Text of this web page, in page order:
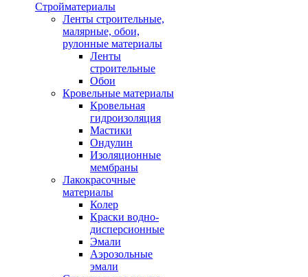
Стройматериалы
Ленты строительные,
малярные, обои,
рулонные материалы
Ленты
строительные
Обои
Кровельные материалы
Кровельная
гидроизоляция
Мастики
Ондулин
Изоляционные
мембраны
Лакокрасочные
материалы
Колер
Краски водно-
дисперсионные
Эмали
Аэрозольные
эмали